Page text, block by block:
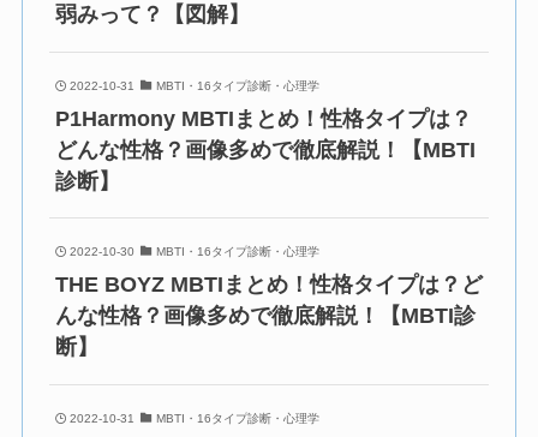
弱みって？【図解】
2022-10-31 MBTI・16タイプ診断・心理学
P1Harmony MBTIまとめ！性格タイプは？
どんな性格？画像多めで徹底解説！【MBTI
診断】
2022-10-30 MBTI・16タイプ診断・心理学
THE BOYZ MBTIまとめ！性格タイプは？ど
んな性格？画像多めで徹底解説！【MBTI診
断】
2022-10-31 MBTI・16タイプ診断・心理学